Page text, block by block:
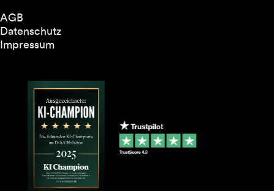
AGB
Datenschutz
Impressum